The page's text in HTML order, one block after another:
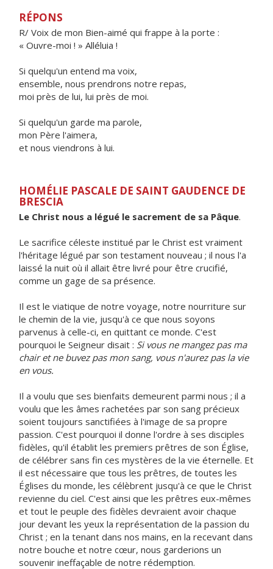
RÉPONS
R/ Voix de mon Bien-aimé qui frappe à la porte :
« Ouvre-moi ! » Alléluia !
Si quelqu'un entend ma voix,
ensemble, nous prendrons notre repas,
moi près de lui, lui près de moi.
Si quelqu'un garde ma parole,
mon Père l'aimera,
et nous viendrons à lui.
HOMÉLIE PASCALE DE SAINT GAUDENCE DE
BRESCIA
Le Christ nous a légué le sacrement de sa Pâque.
Le sacrifice céleste institué par le Christ est vraiment
l'héritage légué par son testament nouveau ; il nous l'a
laissé la nuit où il allait être livré pour être crucifié,
comme un gage de sa présence.
Il est le viatique de notre voyage, notre nourriture sur
le chemin de la vie, jusqu'à ce que nous soyons
parvenus à celle-ci, en quittant ce monde. C'est
pourquoi le Seigneur disait : Si vous ne mangez pas ma
chair et ne buvez pas mon sang, vous n'aurez pas la vie
en vous.
Il a voulu que ses bienfaits demeurent parmi nous ; il a
voulu que les âmes rachetées par son sang précieux
soient toujours sanctifiées à l'image de sa propre
passion. C'est pourquoi il donne l'ordre à ses disciples
fidèles, qu'il établit les premiers prêtres de son Église,
de célébrer sans fin ces mystères de la vie éternelle. Et
il est nécessaire que tous les prêtres, de toutes les
Églises du monde, les célèbrent jusqu'à ce que le Christ
revienne du ciel. C'est ainsi que les prêtres eux-mêmes
et tout le peuple des fidèles devraient avoir chaque
jour devant les yeux la représentation de la passion du
Christ ; en la tenant dans nos mains, en la recevant dans
notre bouche et notre cœur, nous garderions un
souvenir ineffaçable de notre rédemption.